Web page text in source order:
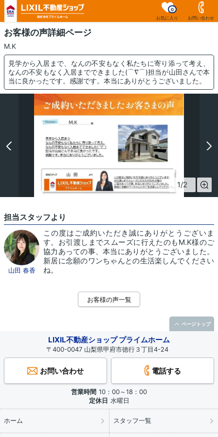
お気に入り
0
お問い合わせ
お客様の声詳細ページ
M.K
見学から入居まで、なんの不安もなく私たちに寄り添って考え、
なんの不安もなく入居までできました(⌒∇⌒)担当が山田さんで本
当に良かったです。感謝です。本当にありがとうございました。
1/2
担当スタッフより
山田 春香
この度はご成約いただき誠にありがとうございま
す。お引渡しまでスムーズに行えたのもM.K様のご
協力あっての事、本当にありがとうございました。
新居に念願のワンちゃんとの生活楽しんでください
ね。
お客様の声一覧
LIXIL不動産ショップ プライムホーム
〒400-0047 山梨県甲府市徳行３丁目4-24
お問い合わせ 電話する
営業時間 10：00～18：00
定休日 水曜日
ホーム スタッフ一覧
ページトップ